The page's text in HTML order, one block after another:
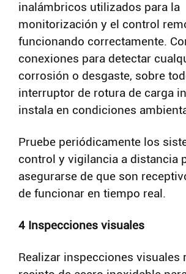
inalámbricos utilizados para la
monitorización y el control
funcionando correctamente.
conexiones para detectar
corrosión o desgaste, sobre
interruptor de rotura de carga
instala en condiciones
Pruebe periódicamente los
control y vigilancia a distancia
asegurarse de que son
de funcionar en tiempo real.
4 Inspecciones visuales
Realizar inspecciones visuales